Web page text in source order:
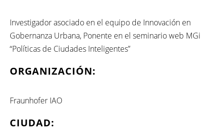
Investigador asociado en el equipo de Innovación en
Gobernanza Urbana, Ponente en el seminario web MGi
“Políticas de Ciudades Inteligentes”
ORGANIZACIÓN:
Fraunhofer IAO
CIUDAD: